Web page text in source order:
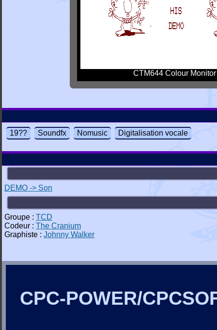
CTM644 Colour Monitor
19?? Soundfx Nomusic Digitalisation vocale
DEMO -> Son
Groupe : TCD
Codeur : The Cranium
Graphiste : Johnny Walker
CPC-POWER/